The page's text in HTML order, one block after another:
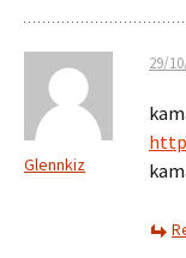
Glennkiz
29/